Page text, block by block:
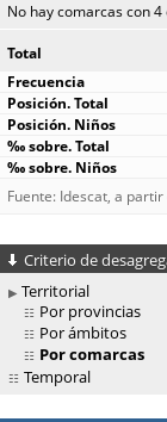
No hay comarcas con
Total
Fuente: Idescat, a
Criterio de
Territorial
Por provincias
Por ámbitos
Por comarcas
Temporal